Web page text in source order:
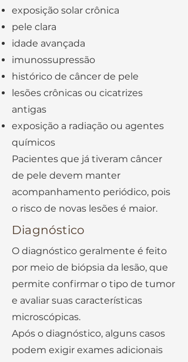
exposição solar crônica
pele clara
idade avançada
imunossupressão
histórico de câncer de pele
lesões crônicas ou cicatrizes
antigas
exposição a radiação ou agentes
químicos
Pacientes que já tiveram câncer
de pele devem manter
acompanhamento periódico, pois
o risco de novas lesões é maior.
Diagnóstico
O diagnóstico geralmente é feito
por meio de biópsia da lesão, que
permite confirmar o tipo de tumor
e avaliar suas características
microscópicas.
Após o diagnóstico, alguns casos
podem exigir exames adicionais